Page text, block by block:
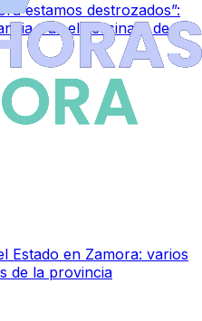
estamos destrozados”:
tras el asesinato de
Estado en Zamora: varios
de la provincia